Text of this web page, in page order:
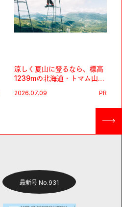
涼しく夏山に登るなら、標高
1239mの北海道・トマム山で
2026.07.09 PR
最新号 No.931